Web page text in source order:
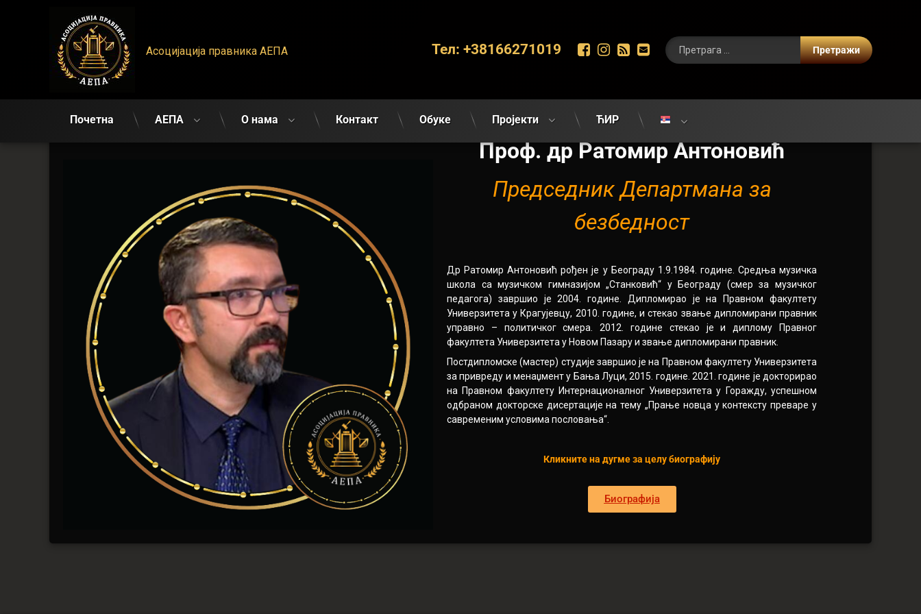
АЕПА
Асоцијација правника АЕПА Тел: +38166271019 Фацебоок
Инстаграм
РССЕ-маил
Почетна АЕПА О нама Контакт Обуке Пројекти ЋИР
Департман
Проф. др Ратомир Антоновић
Председник Департмана за
безбедност
Др Ратомир Антоновић рођен је у Београду 1.9.1984. године. Средња музичка
школа са музичком гимназијом „Станковић“ у Београду (смер за музичког
педагога) завршио је 2004. године. Дипломирао је на Правном факултету
Универзитета у Крагујевцу, 2010. године, и стекао звање дипломирани правник
управно – политичког смера. 2012. године стекао је и диплому Правног
факултета Универзитета у Новом Пазару и звање дипломирани правник.
Постдипломске (мастер) студије завршио је на Правном факултету Универзитета
за привреду и менаџмент у Бања Луци, 2015. године. 2021. године је докторирао
на Правном факултету Интернационалног Универзитета у Горажду, успешном
одбраном докторске дисертације на тему „Прање новца у контексту преваре у
савременим условима пословања“.
Кликните на дугме за целу биографију
Биографија